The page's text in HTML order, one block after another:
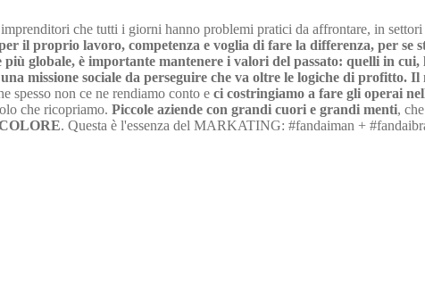
che tutti i giorni hanno problemi pratici da affrontare, in
il proprio lavoro, competenza e voglia di fare la differenza, per se
globale, è importante mantenere i valori del passato: quelli in
missione sociale da perseguire che va oltre le logiche di profitto. Il
spesso non ce ne rendiamo conto e ci costringiamo a fare gli operai
che ricopriamo. Piccole aziende con grandi cuori e grandi menti,
. Questa è l'essenza del MARKATING: #fandaiman +